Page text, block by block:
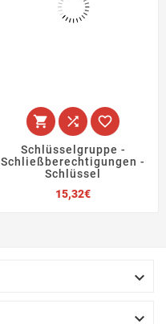
  
Schlüsselgruppe -
Schließberechtigungen -
Schlüssel
15,32€Preis

